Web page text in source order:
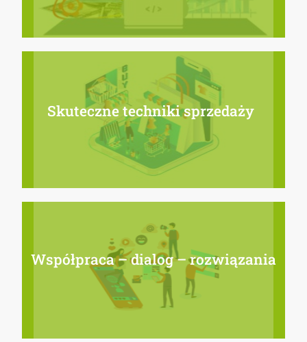
Skuteczne techniki sprzedaży
Współpraca – dialog – rozwiązania